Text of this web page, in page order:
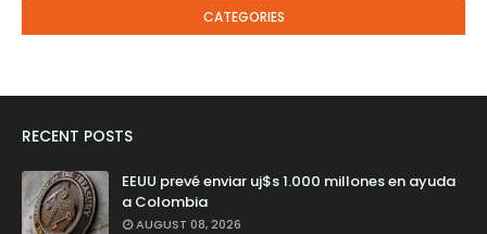
CATEGORIES
RECENT POSTS
EEUU prevé enviar uj$s 1.000 millones en ayuda
a Colombia
AUGUST 08, 2026